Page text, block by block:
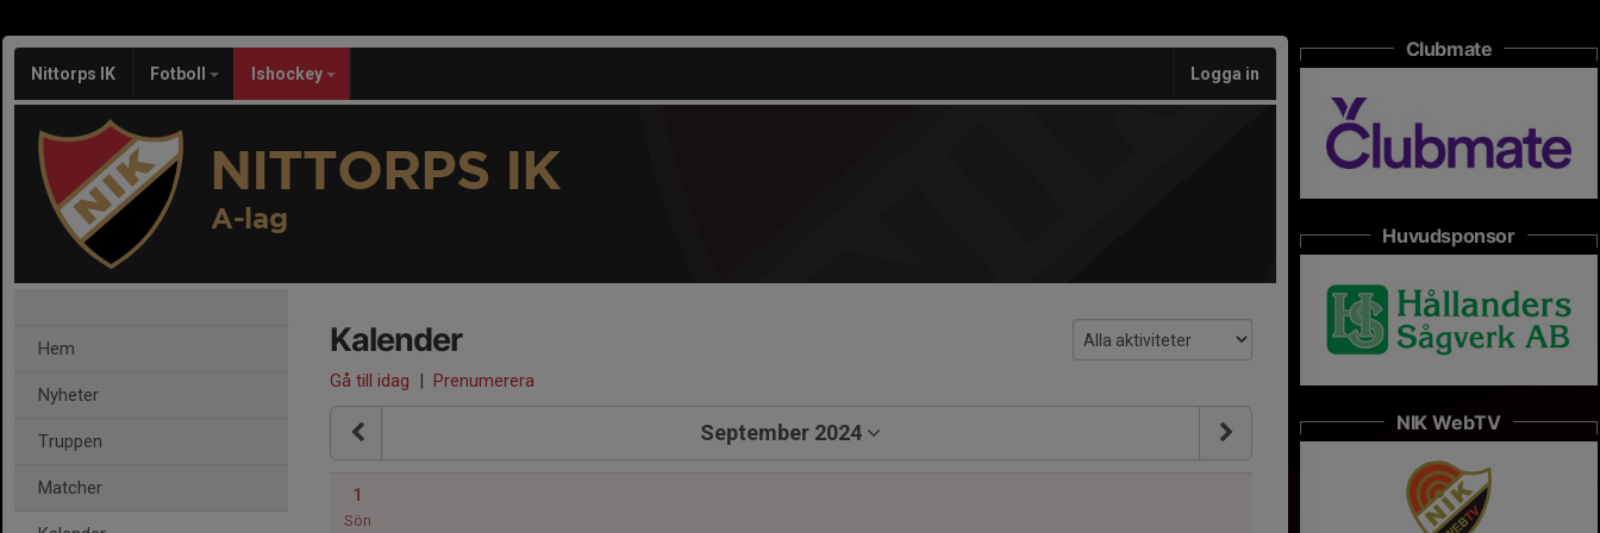
Nittorps IK Fotboll Ishockey Logga in
NITTORPS IK
A-lag
Hem
Nyheter
Truppen
Matcher
Kalender
Gå till idag | Prenumerera
September 2024
1
Sön
Clubmate
Huvudsponsor
NIK WebTV